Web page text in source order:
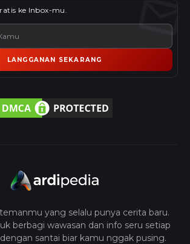
ke Inbox-mu.
LANGGANAN SEKARANG
yang selalu punya cerita baru.
berbagi wawasan dan info seru setiap
dengan santai biar kamu nggak pusing.